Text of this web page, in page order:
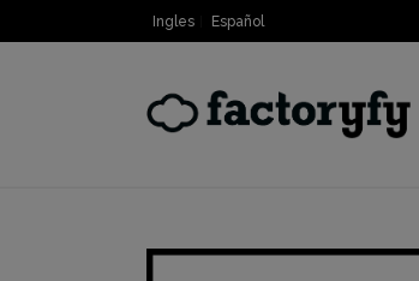
Ingles Español